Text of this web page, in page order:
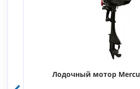
Лодочный мотор